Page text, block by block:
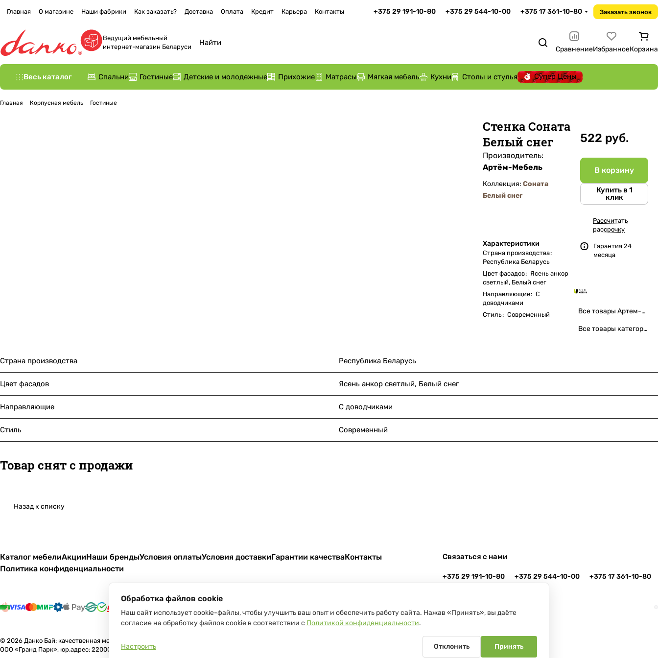
Главная О магазине Наши фабрики Как заказать? Доставка Оплата Кредит Карьера Контакты +375 29 191-10-80 +375 29 544-10-00 +375 17 361-10-80 Заказать звонок
Ведущий мебельный
интернет-магазин Беларуси
СравнениеИзбранноеКорзина
Весь каталог Спальни Гостиные Детские и молодежные Прихожие Матрасы Мягкая мебель Кухни Столы и стулья Супер Цены
Главная Корпусная мебель Гостиные
Стенка Соната
Белый снег
Производитель:
Артём-Мебель
Коллекция: Соната
Белый снег
Характеристики
Страна производства:
Республика Беларусь
Цвет фасадов: Ясень анкор
светлый, Белый снег
Направляющие: С
доводчиками
Стиль: Современный
522 руб.
В корзину
Купить в 1
клик
Рассчитать
рассрочку
Гарантия 24
месяца
Все товары Артем-Мебель
Все товары категории
Страна производства Республика Беларусь
Цвет фасадов Ясень анкор светлый, Белый снег
Направляющие С доводчиками
Стиль Современный
Товар снят с продажи
Назад к списку
Каталог мебелиАкцииНаши брендыУсловия оплатыУсловия доставкиГарантии качестваКонтакты
Политика конфиденциальности
Связаться с нами
+375 29 191-10-80 +375 29 544-10-00
+375 17 361-10-80
© 2026 Данко Бай: качественная мебель с оперативной доставкой по Беларуси
ООО «Гранд Парк», юр.адрес: 220005, Минск, ул. Платонова, 22, пом. 204 В торговом реестре с 17 июля 2013 г. Регистрация №191081534, 05.11.2008, Мингорисполком.
Обработка файлов cookie
Наш сайт использует cookie-файлы, чтобы улучшить ваш опыт и обеспечить работу сайта. Нажав «Принять», вы даёте
согласие на обработку файлов cookie в соответствии с Политикой конфиденциальности.
Настроить Отклонить Принять